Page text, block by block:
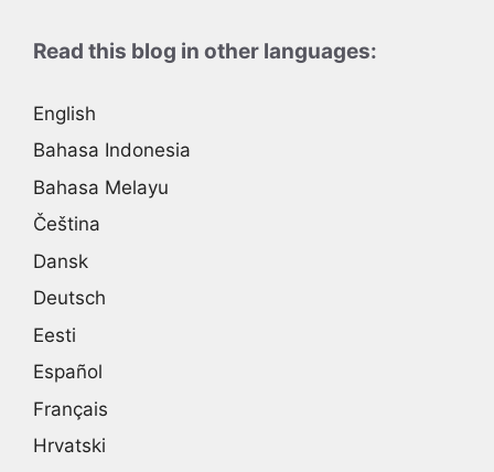
Read this blog in other languages:
English
Bahasa Indonesia
Bahasa Melayu
Čeština
Dansk
Deutsch
Eesti
Español
Français
Hrvatski